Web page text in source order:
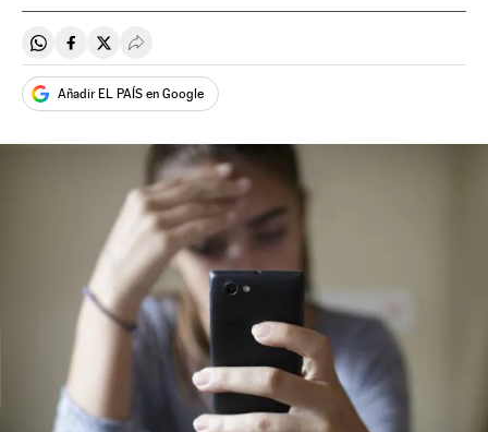
Compartir en Whatsapp
Compartir en Facebook
Compartir en Twitter
Desplegar Redes Sociales
Añadir EL PAÍS en Google